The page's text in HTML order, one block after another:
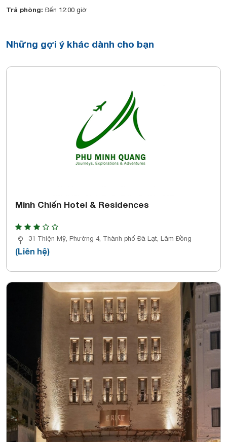
Trả phòng: Đến 12:00 giờ
Những gợi ý khác dành cho bạn
Minh Chiến Hotel & Residences
31 Thiện Mỹ, Phường 4, Thành phố Đà Lạt, Lâm Đồng
(Liên hệ)